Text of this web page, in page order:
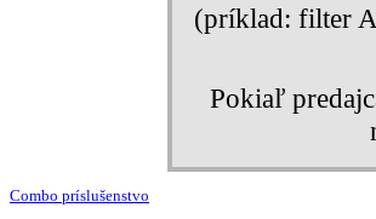
(príklad: filter
Pokiaľ
Combo príslušenstvo